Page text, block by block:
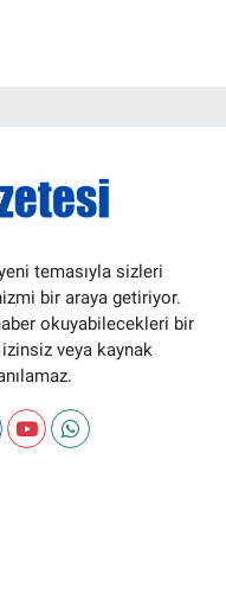
temasıyla sizleri
bir araya getiriyor.
okuyabilecekleri bir
veya kaynak